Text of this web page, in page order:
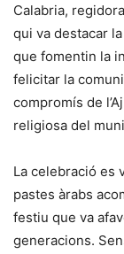
Calabria,
qui va destacar
que fomentin la
felicitar la
compromís de
religiosa del
La celebració es
pastes àrabs
festiu que va
generacions.